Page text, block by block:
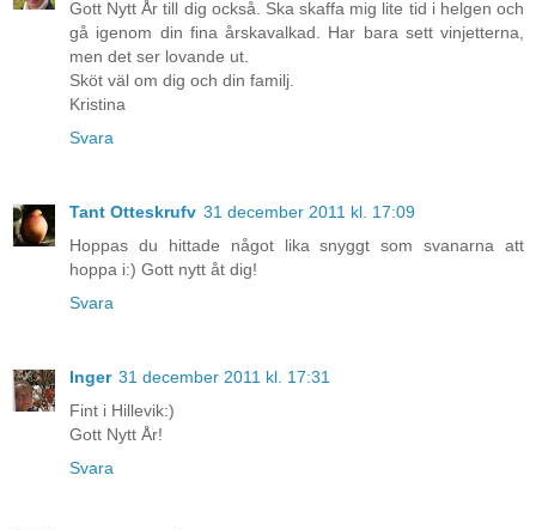
Gott Nytt År till dig också. Ska skaffa mig lite tid i helgen och
gå igenom din fina årskavalkad. Har bara sett vinjetterna,
men det ser lovande ut.
Sköt väl om dig och din familj.
Kristina
Svara
Tant Otteskrufv 31 december 2011 kl. 17:09
Hoppas du hittade något lika snyggt som svanarna att
hoppa i:) Gott nytt åt dig!
Svara
Inger 31 december 2011 kl. 17:31
Fint i Hillevik:)
Gott Nytt År!
Svara